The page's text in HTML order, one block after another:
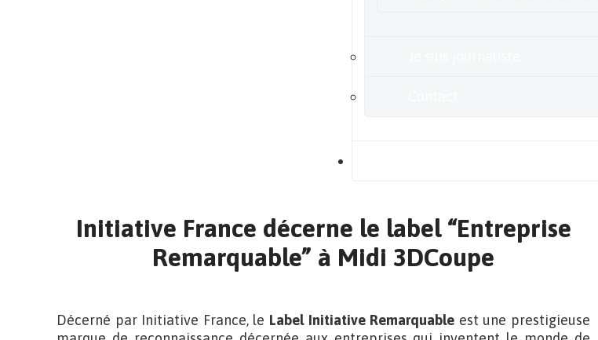
Initiative France décerne le label “Entreprise
Remarquable” à Midi 3DCoupe
Décerné par Initiative France, le Label Initiative Remarquable est une prestigieuse